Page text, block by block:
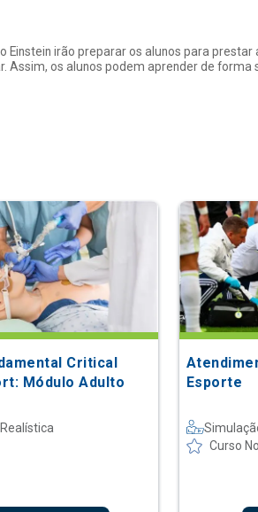
Einstein irão preparar os alunos para
os alunos podem aprender de forma
Critical
Módulo Adulto
Esporte
Curso